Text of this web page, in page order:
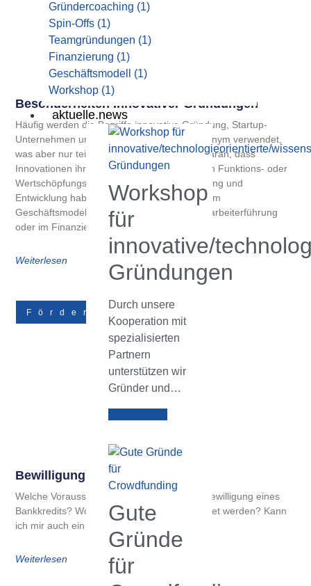
Gründercoaching (1)
Spin-Offs (1)
Teamgründungen (1)
Finanzierung (1)
Geschäftsmodell (1)
Workshop (1)
aktuelle.news
Workshop
für
innovative/
Gründungen
Durch unsere
Kooperation mit
spezialisierten
Partnern
unterstützen wir
Gründer und…
Gute
Gründe
für
Besonderheiten Innovativer Gründungen
Häufig werden die Begriffe innovative Gründung, Startup-
Unternehmen und High-tech-Gründung synonym verwendet,
was aber nur teilweise richtig ist. Dies liegt daran, dass
Innovationen ihren Ursprung in ganz anderen Funktions- oder
Wertschöpfungsbereichen als in der Forschung und
Entwicklung haben können – beispielsweise im
Geschäftsmodell, dem Vertriebsweg, der Mitarbeiterführung
oder im Finanzierungskonzept.
Weiterlesen
Förderungen
Bewilligung Eines Bankkredits
Welche Voraussetzungen bestehen für die Bewilligung eines
Bankkredits? Wofür kann der Kredit verwendet werden? Kann
ich mir auch ein Gehalt
Weiterlesen